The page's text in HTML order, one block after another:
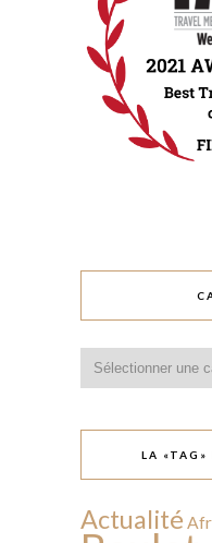
LA «TAG»
Actualité